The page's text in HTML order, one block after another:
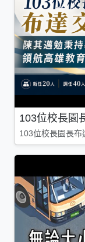
103位校長園
103位校長園長